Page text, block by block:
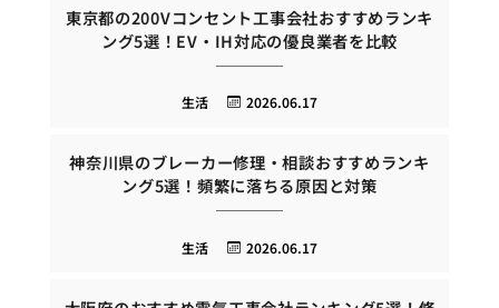
東京都の200Vコンセント工事会社おすすめランキ
ング5選！EV・IH対応の優良業者を比較
2026.06.17
生活
神奈川県のブレーカー修理・相談おすすめランキ
ング5選！頻繁に落ちる原因と対策
2026.06.17
生活